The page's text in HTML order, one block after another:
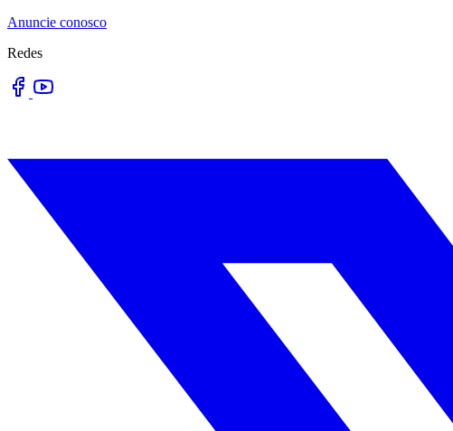
Anuncie conosco
Redes